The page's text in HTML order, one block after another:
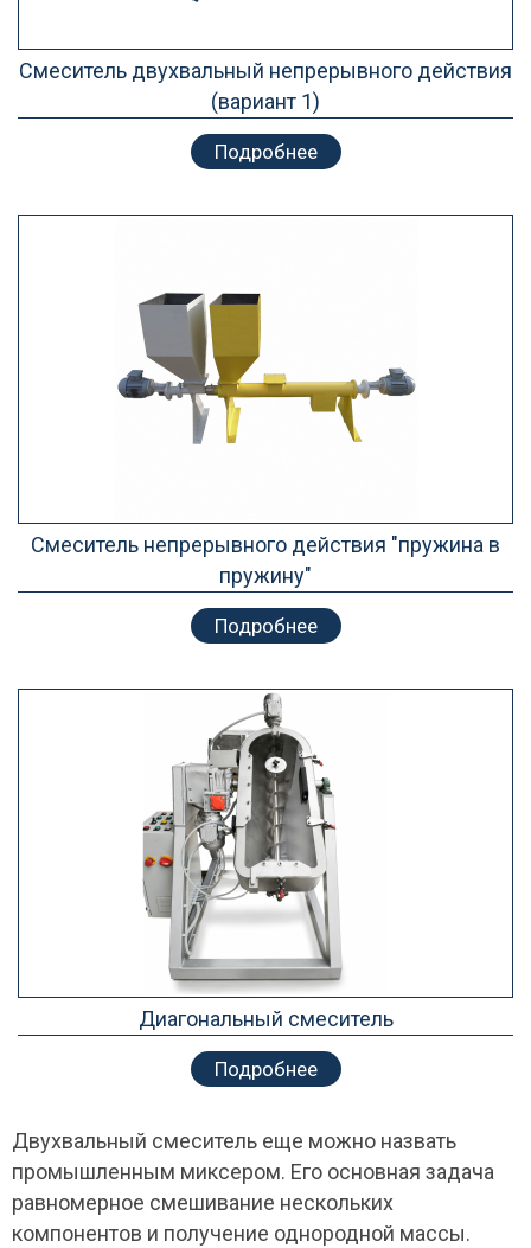
Смеситель двухвальный непрерывного действия
(вариант 1)
Подробнее
Смеситель непрерывного действия "пружина в
пружину"
Подробнее
Диагональный смеситель
Подробнее
Двухвальный смеситель еще можно назвать
промышленным миксером. Его основная задача
равномерное смешивание нескольких
компонентов и получение однородной массы.